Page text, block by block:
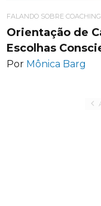
FALANDO SOBRE COACHING
Orientação de
Escolhas
Por Mônica Barg